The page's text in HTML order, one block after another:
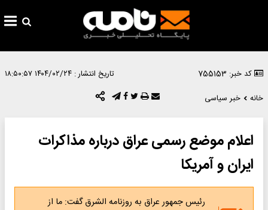
کد خبر: 755153 تاریخ انتشار : ۱۴۰۴/۰۲/۲۴ ۱۸:۵۰:۵۷
خانه
خبر سیاسی
اعلام موضع رسمی عراق درباره مذاکرات
ایران و آمریکا
رئیس جمهور عراق به روزنامه الشرق گفت: ما از